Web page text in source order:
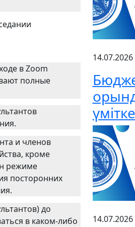
в Zoom
полные
и членов
кроме
режиме
посторонних
до
в каком-либо
14.07.2026
14.07.2026